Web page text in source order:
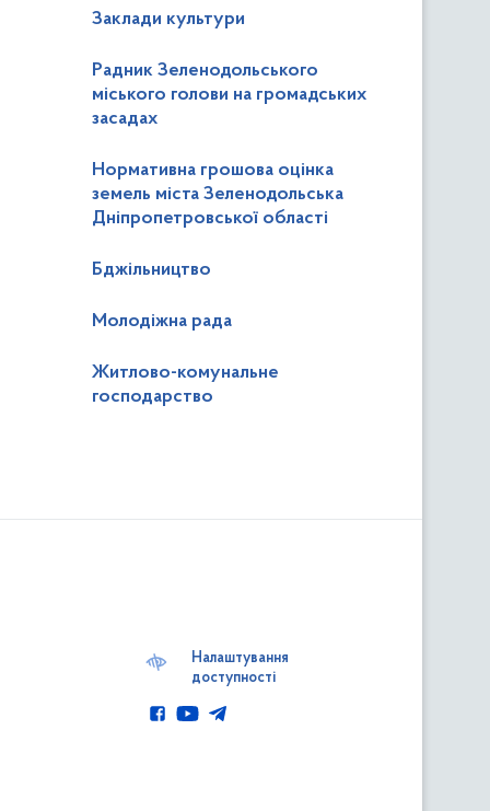
Заклади культури
Радник Зеленодольського
міського голови на громадських
засадах
Нормативна грошова оцінка
земель міста Зеленодольська
Дніпропетровської області
Бджільництво
Молодіжна рада
Житлово-комунальне
господарство
постійних комісій
Налаштування
доступності